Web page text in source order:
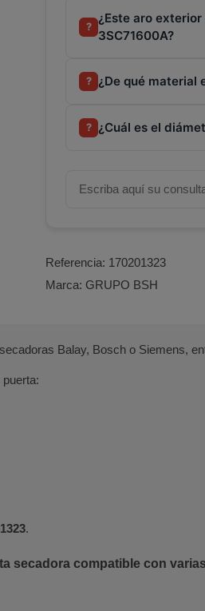
?
¿Este aro
3SC71600A?
? ¿De qué material
? ¿Cuál es el
Referencia: 170201323
Marca: GRUPO BSH
Balay, Bosch o Siemens,
.
secadora compatible con